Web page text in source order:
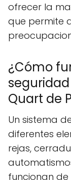
ofrecer la
que permite
¿Cómo
Quart de
Un sistema
diferentes
rejas,
funcionan